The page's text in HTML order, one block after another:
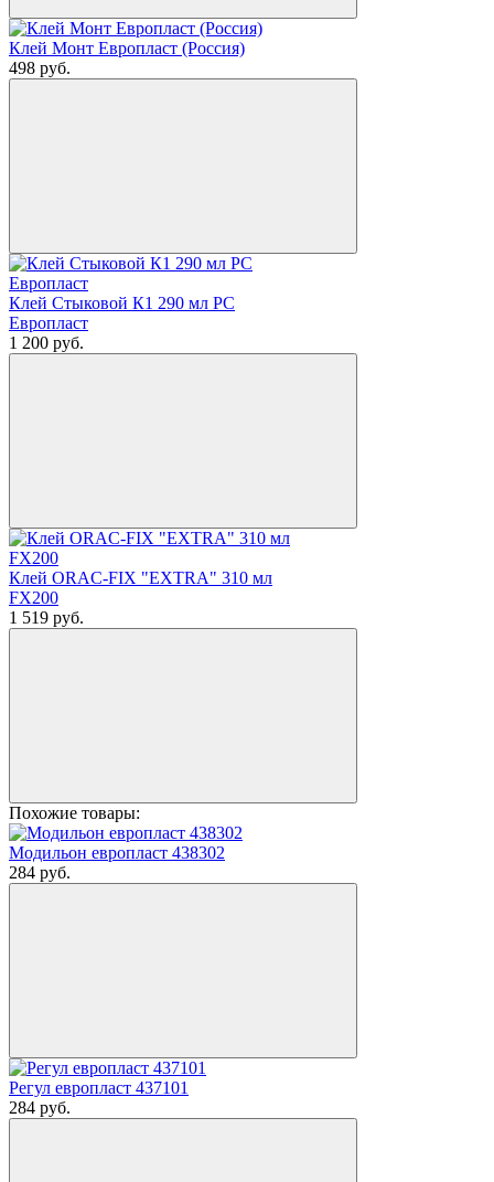
Клей Монт Европласт (Россия)
498 руб.
Клей Стыковой К1 290 мл РС
Европласт
1 200 руб.
Клей ORAC-FIX "EXTRA" 310 мл
FX200
1 519 руб.
Похожие товары:
Модильон европласт 438302
284 руб.
Регул европласт 437101
284 руб.